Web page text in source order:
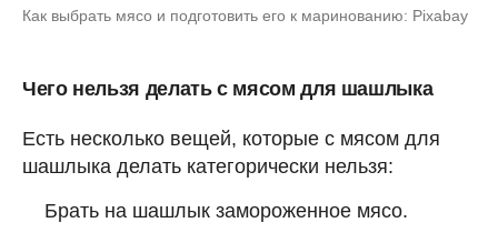
Как выбрать мясо и подготовить его к маринованию: Pixabay
Чего нельзя делать с мясом для шашлыка
Есть несколько вещей, которые с мясом для
шашлыка делать категорически нельзя:
Брать на шашлык замороженное мясо.